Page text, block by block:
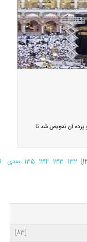
پرده آن تعویض شد تا
132
133
134
135 بعدی
[83]